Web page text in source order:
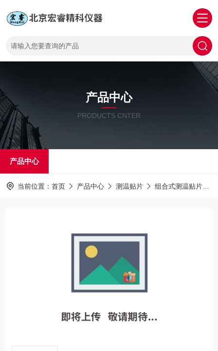
产品中心
PRODUCTS CNTER
产品中心
当前位置： 首页 产品中心 测温贴片 组合式测温贴片